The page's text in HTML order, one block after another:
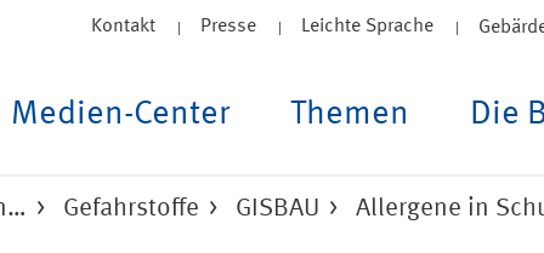
Kontakt Presse Leichte Sprache
Medien-Center Themen Die
Gefahrstoffe GISBAU Allergene in